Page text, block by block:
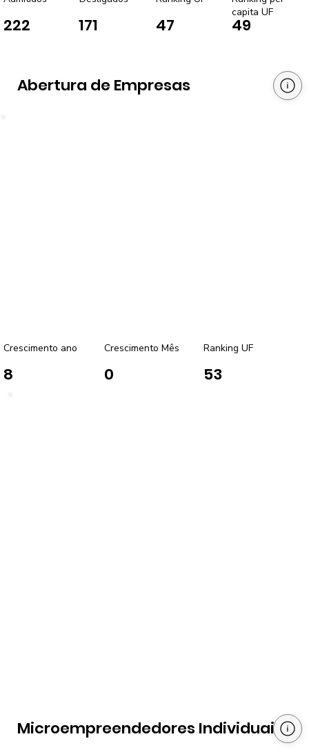
222 171 47 49
capita UF
Abertura de Empresas
8
Crescimento ano
0 53
Ranking UF
Crescimento Mês
Microempreendedores Individuais